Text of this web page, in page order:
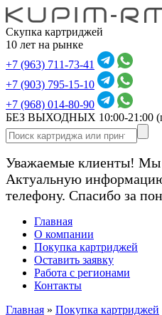
Скупка картриджей
10 лет на рынке
+7 (963) 711-73-41
+7 (903) 795-15-10
+7 (968) 014-80-90
БЕЗ ВЫХОДНЫХ 10:00-21:00
Уважаемые клиенты! Мы
Актуальную
телефону. Спасибо за
Главная
О компании
Покупка картриджей
Оставить заявку
Работа с регионами
Контакты
Главная » Покупка картриджей